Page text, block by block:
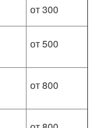
от 300
от 500
от 800